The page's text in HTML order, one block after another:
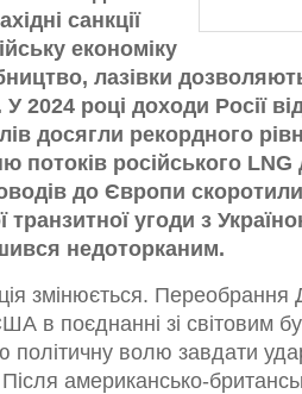
санкції
економіку
лазівки
2024 році доходи Росії
досягли рекордного
потоків російського
до Європи
транзитної угоди з
недоторканим.
змінюється.
в поєднанні зі світовим
волю завдати
американсько-